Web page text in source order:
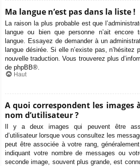
Ma langue n’est pas dans la liste !
La raison la plus probable est que
langue ou bien que personne n’ait encore
langue. Essayez de demander à un
langue désirée. Si elle n’existe pas, n’hésitez
nouvelle traduction. Vous trouverez plus
de phpBB®.
Haut
A quoi correspondent les images
nom d’utilisateur ?
Il y a deux images qui peuvent être
d’utilisateur lorsque vous consultez les
peut être associée à votre rang,
indiquant votre nombre de messages ou
seconde image, souvent plus grande, est